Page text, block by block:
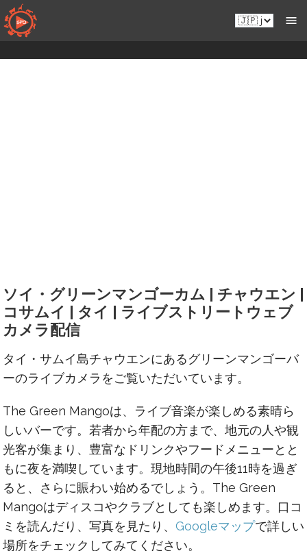
コ
ン
テ
ン
Ja.sportsmansparadiseonline.com
ソイ・グリーンマンゴーカム | チャウエン |
コサムイ | タイ | ライブストリートウェブ
カメラ配信
タイ・サムイ島チャウエンにあるグリーンマンゴーバ
ーのライブカメラをご覧いただいています。
The Green Mangoは、ライブ音楽が楽しめる素晴ら
しいバーです。若者から年配の方まで、地元の人や観
光客が集まり、豊富なドリンクやフードメニューとと
もに夜を満喫しています。現地時間の午後11時を過ぎ
ると、さらに賑わい始めるでしょう。The Green
Mangoはディスコやクラブとしても楽しめます。口コ
ミを読んだり、写真を見たり、 Googleマップで詳しい
場所をチェックしてみてください。